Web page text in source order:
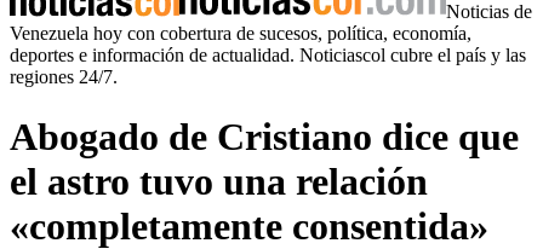
Noticias de
Venezuela hoy con cobertura de sucesos, política, economía,
deportes e información de actualidad. Noticiascol cubre el país y las
regiones 24/7.
Abogado de Cristiano dice que
el astro tuvo una relación
«completamente consentida»